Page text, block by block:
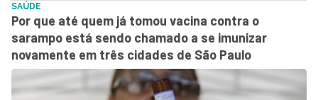
SAÚDE
Por que até quem já tomou vacina contra o
sarampo está sendo chamado a se imunizar
novamente em três cidades de São Paulo